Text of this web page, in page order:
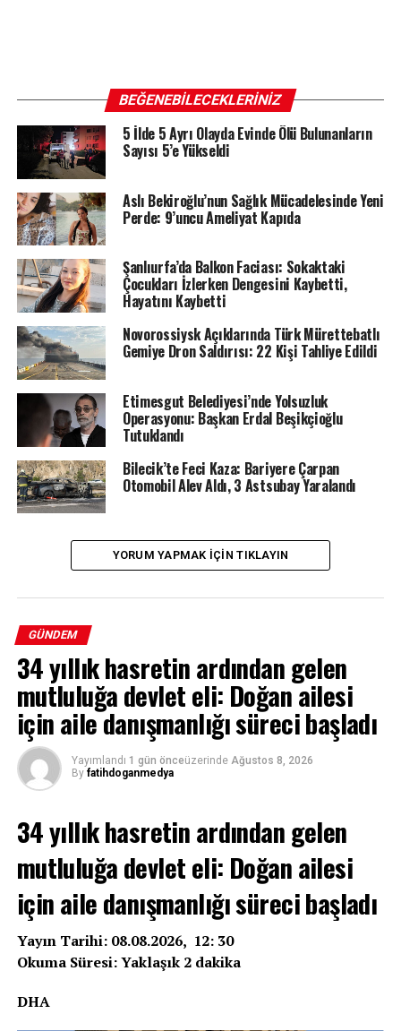
BEĞENEBILECEKLERINIZ
5 İlde 5 Ayrı Olayda Evinde Ölü Bulunanların
Sayısı 5’e Yükseldi
Aslı Bekiroğlu’nun Sağlık Mücadelesinde Yeni
Perde: 9’uncu Ameliyat Kapıda
Şanlıurfa’da Balkon Faciası: Sokaktaki
Çocukları İzlerken Dengesini Kaybetti,
Hayatını Kaybetti
Novorossiysk Açıklarında Türk Mürettebatlı
Gemiye Dron Saldırısı: 22 Kişi Tahliye Edildi
Etimesgut Belediyesi’nde Yolsuzluk
Operasyonu: Başkan Erdal Beşikçioğlu
Tutuklandı
Bilecik’te Feci Kaza: Bariyere Çarpan
Otomobil Alev Aldı, 3 Astsubay Yaralandı
YORUM YAPMAK IÇIN TIKLAYIN
GÜNDEM
34 yıllık hasretin ardından gelen
mutluluğa devlet eli: Doğan ailesi
için aile danışmanlığı süreci başladı
Yayımlandı 1 gün önceüzerinde Ağustos 8, 2026
By fatihdoganmedya
34 yıllık hasretin ardından gelen
mutluluğa devlet eli: Doğan ailesi
için aile danışmanlığı süreci başladı
Yayın Tarihi: 08.08.2026, 12: 30
Okuma Süresi: Yaklaşık 2 dakika
DHA